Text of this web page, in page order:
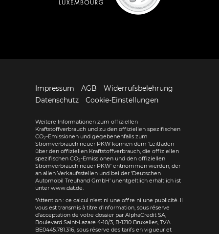
Impressum AGB
Widerrufsbelehrung
Datenschutz
Cookie-Einstellungen
Weitere Informationen zum offiziellen
Kraftstoffverbrauch und zu den offiziellen spezifischen
CO2-Emissionen und gegebenenfalls zum
Stromverbrauch neuer PKW können dem 'Leitfaden
über den offiziellen Kraftstoffverbrauch, die offiziellen
spezifischen CO2-Emissionen und den offiziellen
Stromverbrauch neuer PKW' entnommen werden, der
an allen Verkaufsstellen und bei der 'Deutschen
Automobil Treuhand GmbH' unentgeltlich erhältlich ist
unter www.dat.de.
*Attention : ce calcul n'est ni une offre ni une publicité. Il
vous est transmis à titre d'information, sous réserve
d'acceptation de votre dossier par AlphaCredit SA,
Boulevard Saint-Lazare 4-10/3, B-1210 Bruxelles, TVA
BE0445.781.316, sous réserve des tarifs en vigueur et